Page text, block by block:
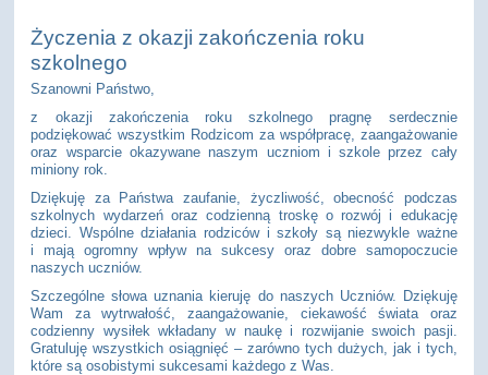
Życzenia z okazji zakończenia roku
szkolnego
Szanowni Państwo,
z okazji zakończenia roku szkolnego pragnę serdecznie
podziękować wszystkim Rodzicom za współpracę, zaangażowanie
oraz wsparcie okazywane naszym uczniom i szkole przez cały
miniony rok.
Dziękuję za Państwa zaufanie, życzliwość, obecność podczas
szkolnych wydarzeń oraz codzienną troskę o rozwój i edukację
dzieci. Wspólne działania rodziców i szkoły są niezwykle ważne
i mają ogromny wpływ na sukcesy oraz dobre samopoczucie
naszych uczniów.
Szczególne słowa uznania kieruję do naszych Uczniów. Dziękuję
Wam za wytrwałość, zaangażowanie, ciekawość świata oraz
codzienny wysiłek wkładany w naukę i rozwijanie swoich pasji.
Gratuluję wszystkich osiągnięć – zarówno tych dużych, jak i tych,
które są osobistymi sukcesami każdego z Was.